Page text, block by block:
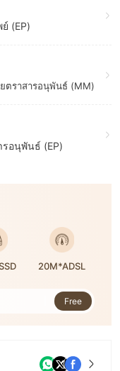
(EP)
ตราสารอนุพันธ์ (MM)
อนุพันธ์ (EP)
20M*ADSL
Free